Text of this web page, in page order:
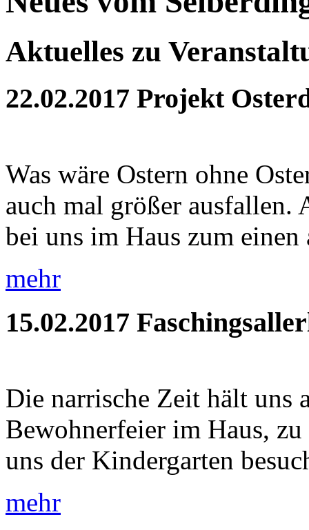
Aktuelles zu
22.02.2017 Projekt
Was wäre Ostern ohne
auch mal größer ausfallen.
bei uns im Haus zum einen
mehr
15.02.2017
Die narrische Zeit hält uns
Bewohnerfeier im Haus,
uns der Kindergarten
mehr